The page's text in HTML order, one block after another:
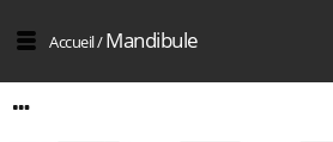
Accueil/Mandibule